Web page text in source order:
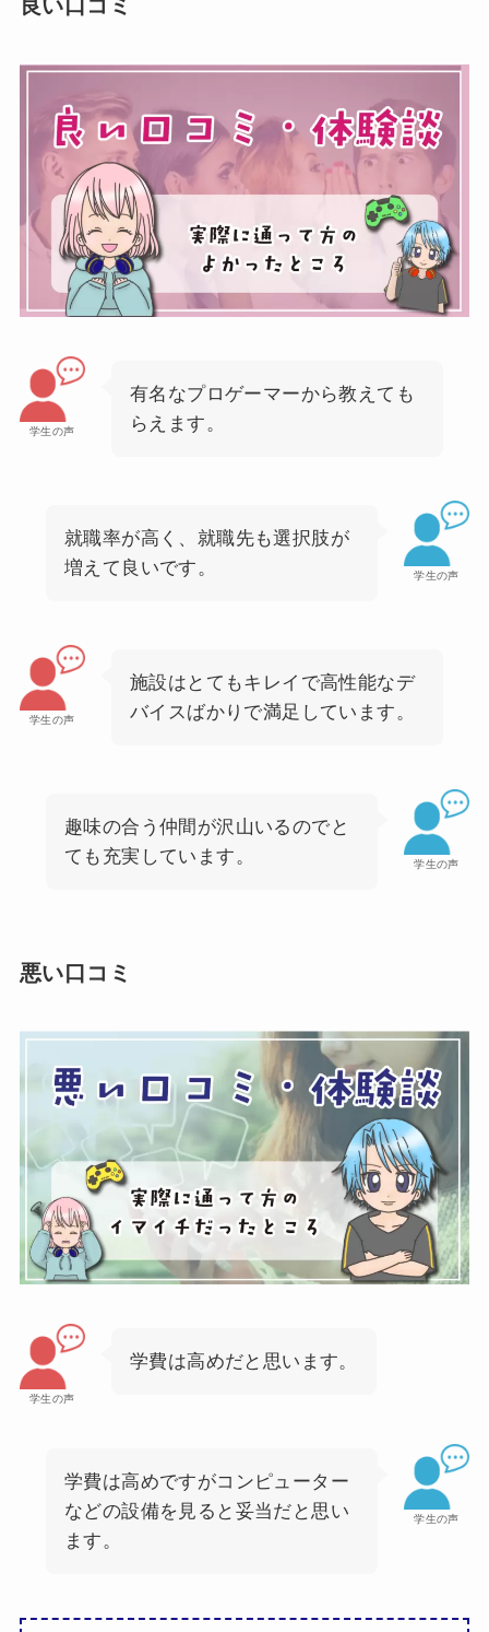
良い口コミ
学生の声
有名なプロゲーマーから教えても
らえます。
学生の声
就職率が高く、就職先も選択肢が
増えて良いです。
学生の声
施設はとてもキレイで高性能なデ
バイスばかりで満足しています。
学生の声
趣味の合う仲間が沢山いるのでと
ても充実しています。
悪い口コミ
学生の声
学費は高めだと思います。
学生の声
学費は高めですがコンピューター
などの設備を見ると妥当だと思い
ます。